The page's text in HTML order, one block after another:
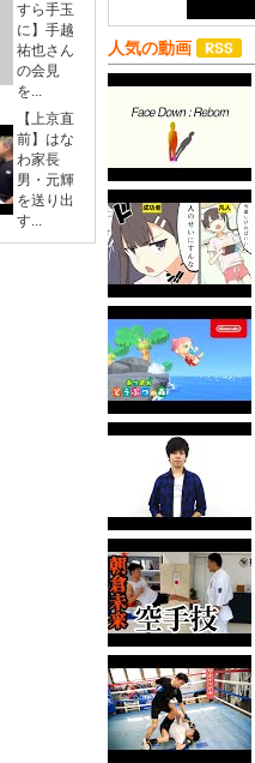
すら手玉
に】手越
祐也さん
の会見
を...
【上京直
前】はな
わ家長
男・元輝
を送り出
す...
人気の動画